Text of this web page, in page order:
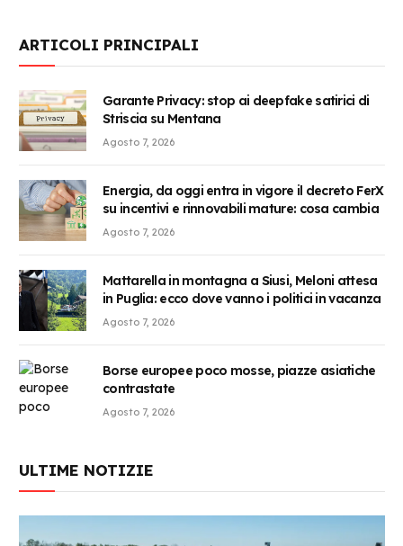
ARTICOLI PRINCIPALI
Garante Privacy: stop ai deepfake satirici di
Striscia su Mentana
Agosto 7, 2026
Energia, da oggi entra in vigore il decreto FerX
su incentivi e rinnovabili mature: cosa cambia
Agosto 7, 2026
Mattarella in montagna a Siusi, Meloni attesa
in Puglia: ecco dove vanno i politici in vacanza
Agosto 7, 2026
Borse europee poco mosse, piazze asiatiche
contrastate
Agosto 7, 2026
ULTIME NOTIZIE